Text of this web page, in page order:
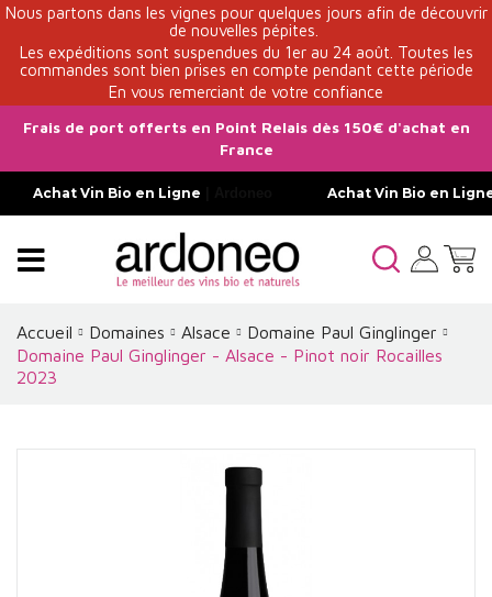
Nous partons dans les vignes pour quelques jours afin de découvrir
de nouvelles pépites.
Les expéditions sont suspendues du 1er au 24 août. Toutes les
commandes sont bien prises en compte pendant cette période
En vous remerciant de votre confiance
Frais de port offerts en Point Relais dès 150€ d'achat en
France
Achat Vin Bio en Ligne Achat Vin Bio en
Accueil Domaines Alsace
Domaine Paul Ginglinger
Domaine Paul Ginglinger - Alsace - Pinot noir Rocailles
2023